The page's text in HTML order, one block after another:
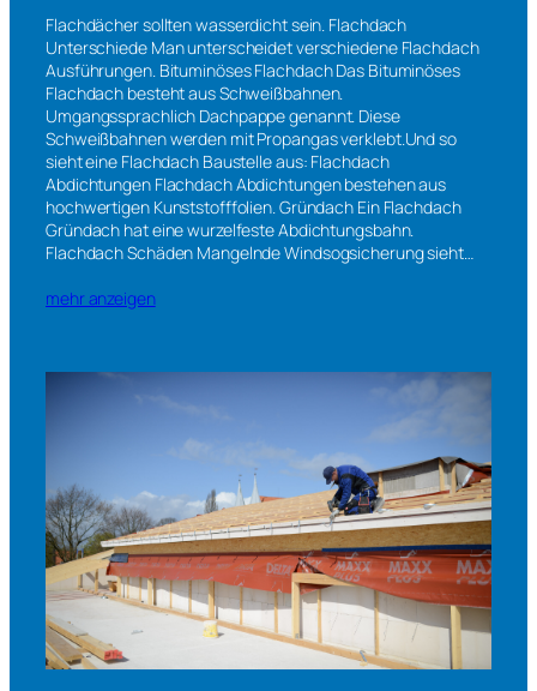
Flachdächer sollten wasserdicht sein. Flachdach
Unterschiede Man unterscheidet verschiedene Flachdach
Ausführungen. Bituminöses Flachdach Das Bituminöses
Flachdach besteht aus Schweißbahnen.
Umgangssprachlich Dachpappe genannt. Diese
Schweißbahnen werden mit Propangas verklebt.Und so
sieht eine Flachdach Baustelle aus: Flachdach
Abdichtungen Flachdach Abdichtungen bestehen aus
hochwertigen Kunststofffolien. Gründach Ein Flachdach
Gründach hat eine wurzelfeste Abdichtungsbahn.
Flachdach Schäden Mangelnde Windsogsicherung sieht…
mehr anzeigen